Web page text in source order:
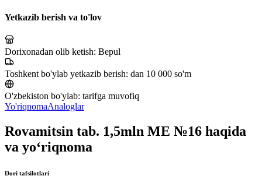
Yetkazib berish va to'lov
Dorixonadan olib ketish: Bepul
Toshkent bo'ylab yetkazib berish: dan 10 000 so'm
O'zbekiston bo'ylab: tarifga muvofiq
Yo'riqnomaAnaloglar
Rovamitsin tab. 1,5mln MЕ №16 haqida
va yo‘riqnoma
Dori tafsilotlari